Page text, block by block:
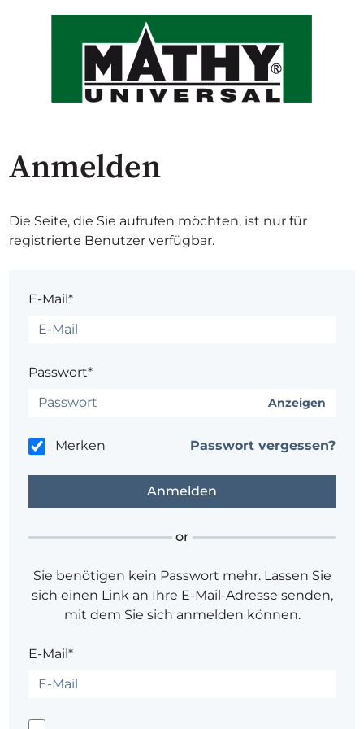
Anmelden
Die Seite, die Sie aufrufen möchten, ist nur für
registrierte Benutzer verfügbar.
E-Mail*
Passwort*
Anzeigen
Merken Passwort vergessen?
or
Sie benötigen kein Passwort mehr. Lassen Sie
sich einen Link an Ihre E-Mail-Adresse senden,
mit dem Sie sich anmelden können.
E-Mail*